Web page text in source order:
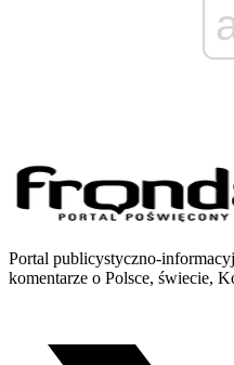
Portal publicystyczno-
komentarze o Polsce, świecie,